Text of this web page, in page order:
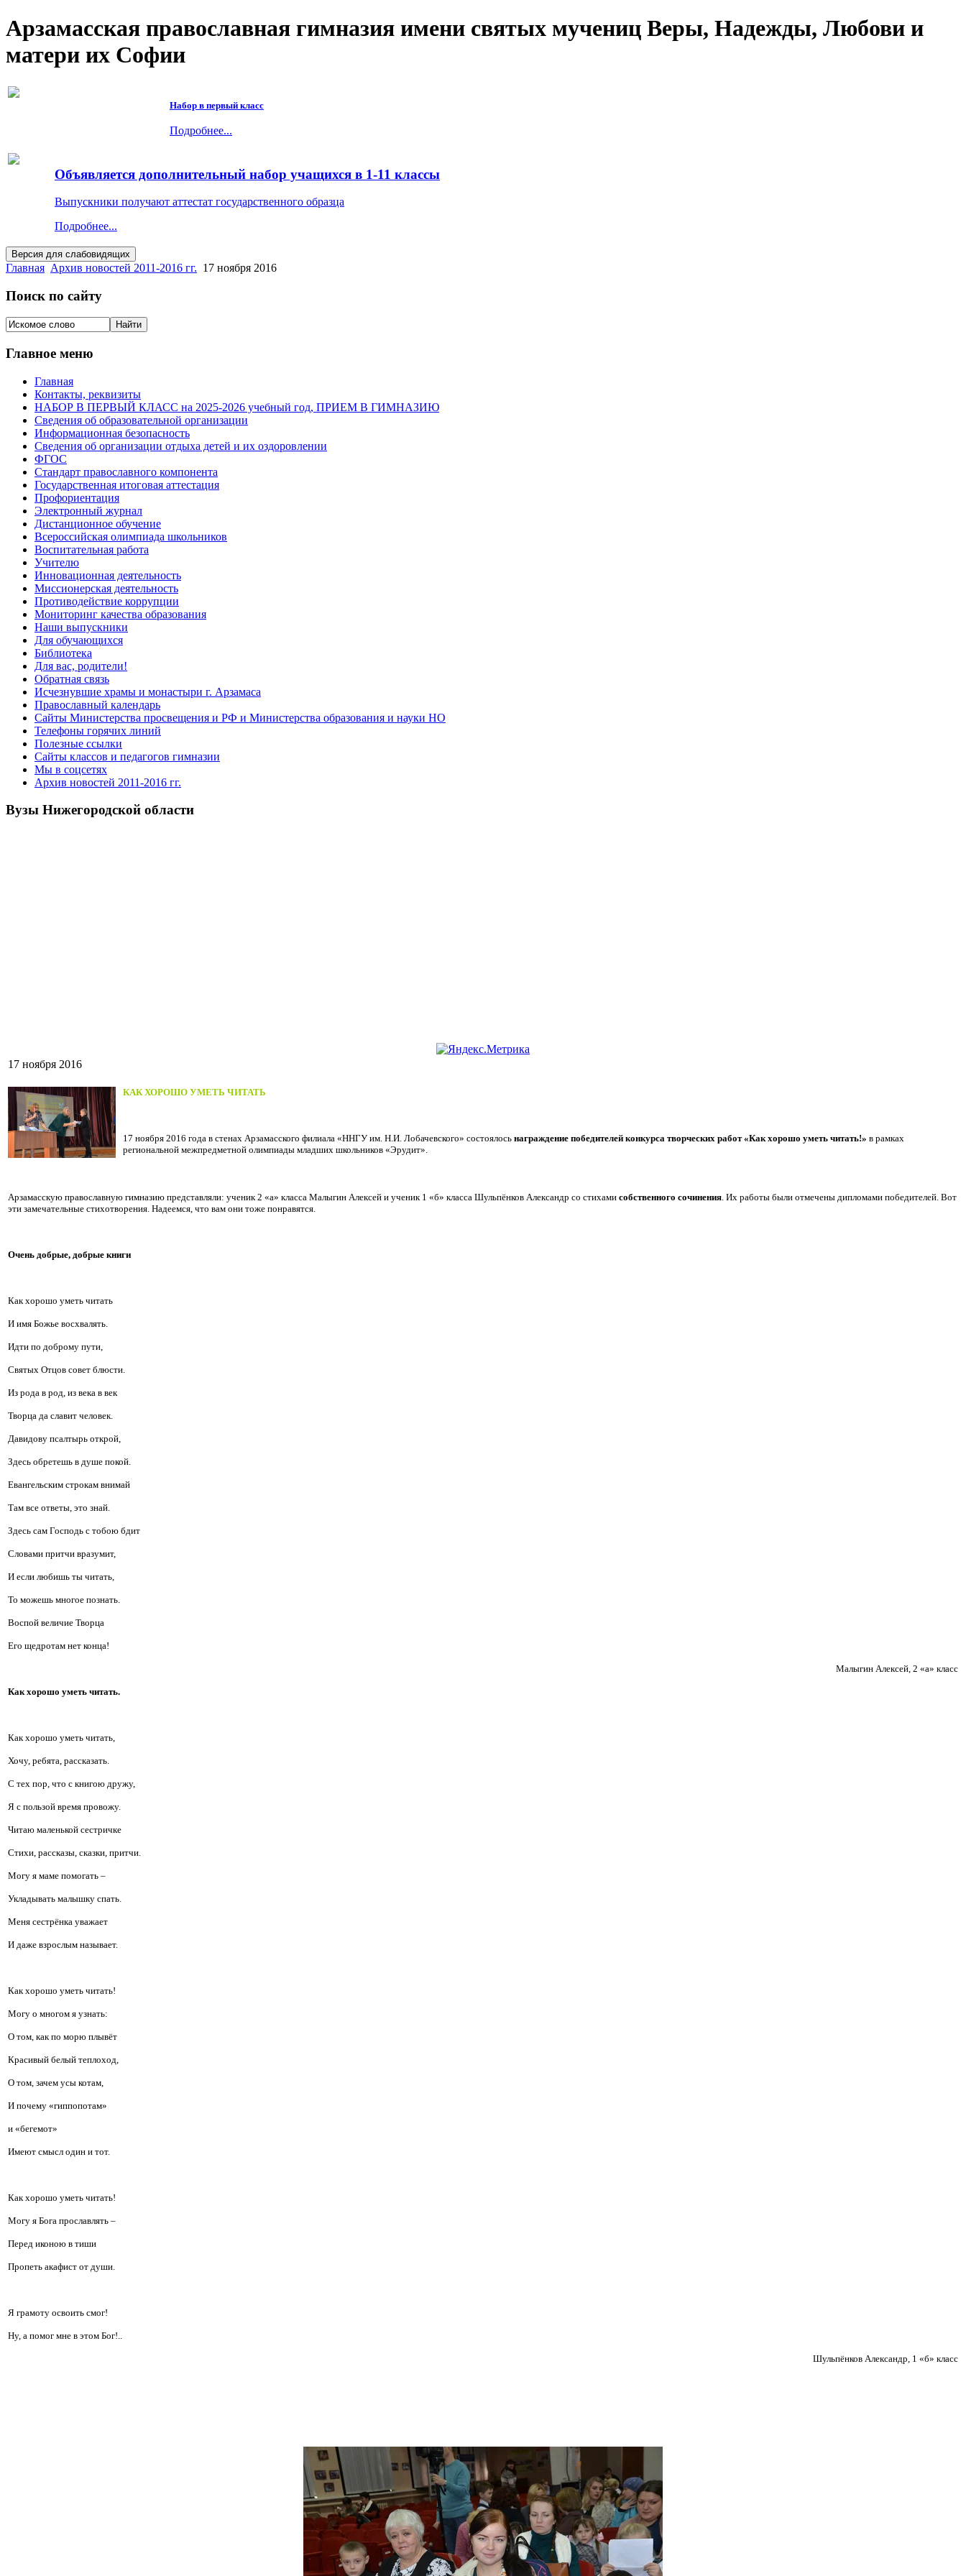
Арзамасская православная гимназия имени святых мучениц Веры, Надежды, Любови и
матери их Софии
Набор в первый класс
Подробнее...
Объявляется дополнительный набор учащихся в 1-11 классы
Выпускники получают аттестат государственного образца
Подробнее...
Главная Архив новостей 2011-2016 гг. 17 ноября 2016
Поиск по сайту
Главное меню
Главная
Контакты, реквизиты
НАБОР В ПЕРВЫЙ КЛАСС на 2025-2026 учебный год, ПРИЕМ В ГИМНАЗИЮ
Сведения об образовательной организации
Информационная безопасность
Сведения об организации отдыха детей и их оздоровлении
ФГОС
Стандарт православного компонента
Государственная итоговая аттестация
Профориентация
Электронный журнал
Дистанционное обучение
Всероcсийская олимпиада школьников
Воспитательная работа
Учителю
Инновационная деятельность
Миссионерская деятельность
Противодействие коррупции
Мониторинг качества образования
Наши выпускники
Для обучающихся
Библиотека
Для вас, родители!
Обратная связь
Исчезнувшие храмы и монастыри г. Арзамаса
Православный календарь
Сайты Министерства просвещения и РФ и Министерства образования и науки НО
Телефоны горячих линий
Полезные ссылки
Сайты классов и педагогов гимназии
Мы в соцсетях
Архив новостей 2011-2016 гг.
Вузы Нижегородской области
17 ноября 2016
КАК ХОРОШО УМЕТЬ ЧИТАТЬ
17 ноября 2016 года в стенах Арзамасского филиала «ННГУ им. Н.И. Лобачевского» состоялось награждение победителей конкурса творческих работ «Как хорошо уметь читать!» в рамках
региональной межпредметной олимпиады младших школьников «Эрудит».
Арзамасскую православную гимназию представляли: ученик 2 «а» класса Малыгин Алексей и ученик 1 «б» класса Шульпёнков Александр со стихами собственного сочинения. Их работы были отмечены дипломами победителей. Вот
эти замечательные стихотворения. Надеемся, что вам они тоже понравятся.
Очень добрые, добрые книги
Как хорошо уметь читать
И имя Божье восхвалять.
Идти по доброму пути,
Святых Отцов совет блюсти.
Из рода в род, из века в век
Творца да славит человек.
Давидову псалтырь открой,
Здесь обретешь в душе покой.
Евангельским строкам внимай
Там все ответы, это знай.
Здесь сам Господь с тобою бдит
Словами притчи вразумит,
И если любишь ты читать,
То можешь многое познать.
Воспой величие Творца
Его щедротам нет конца!
Малыгин Алексей, 2 «а» класс
Как хорошо уметь читать.
Как хорошо уметь читать,
Хочу, ребята, рассказать.
С тех пор, что с книгою дружу,
Я с пользой время провожу.
Читаю маленькой сестричке
Стихи, рассказы, сказки, притчи.
Могу я маме помогать –
Укладывать малышку спать.
Меня сестрёнка уважает
И даже взрослым называет.
Как хорошо уметь читать!
Могу о многом я узнать:
О том, как по морю плывёт
Красивый белый теплоход,
О том, зачем усы котам,
И почему «гиппопотам»
и «бегемот»
Имеют смысл один и тот.
Как хорошо уметь читать!
Могу я Бога прославлять –
Перед иконою в тиши
Пропеть акафист от души.
Я грамоту освоить смог!
Ну, а помог мне в этом Бог!..
Шульпёнков Александр, 1 «б» класс